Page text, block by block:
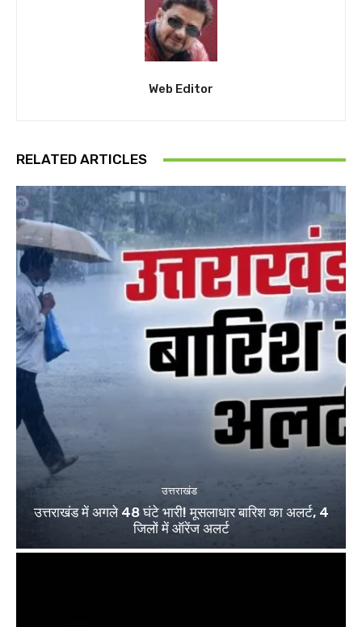
Web Editor
RELATED ARTICLES
उत्तराखंड
उत्तराखंड में अगले 48 घंटे भारी! मूसलाधार बारिश का अलर्ट, 4
जिलों में ऑरेंज अलर्ट